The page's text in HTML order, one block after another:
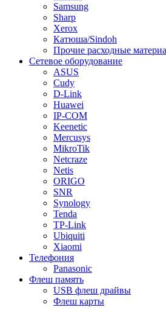
Samsung
Sharp
Xerox
Катюша/Sindoh
Прочие расходные
Сетевое оборудование
ASUS
Cudy
D-Link
Huawei
IP-COM
Keenetic
Mercusys
MikroTik
Netcraze
Netis
ORIGO
SNR
Synology
Tenda
TP-Link
Ubiquiti
Xiaomi
Телефония
Panasonic
Флеш память
USB флеш драйвы
Флеш карты